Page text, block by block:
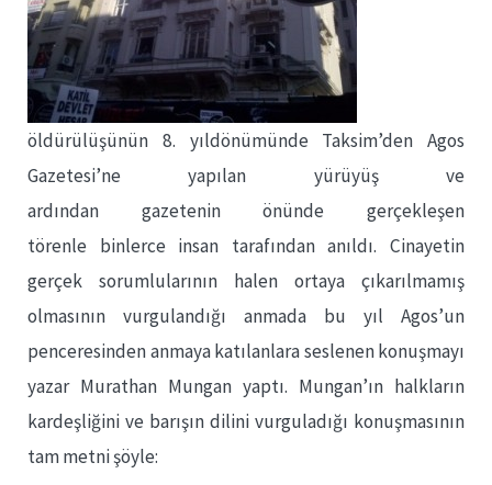
öldürülüşünün 8. yıldönümünde Taksim’den Agos
Gazetesi’ne yapılan yürüyüş ve
ardından gazetenin önünde gerçekleşen
törenle binlerce insan tarafından anıldı. Cinayetin
gerçek sorumlularının halen ortaya çıkarılmamış
olmasının vurgulandığı anmada bu yıl Agos’un
penceresinden anmaya katılanlara seslenen konuşmayı
yazar Murathan Mungan yaptı. Mungan’ın halkların
kardeşliğini ve barışın dilini vurguladığı konuşmasının
tam metni şöyle: